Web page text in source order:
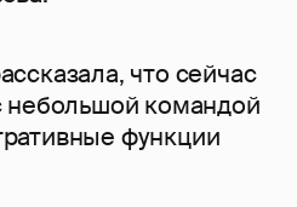
что сейчас
небольшой командой
функции